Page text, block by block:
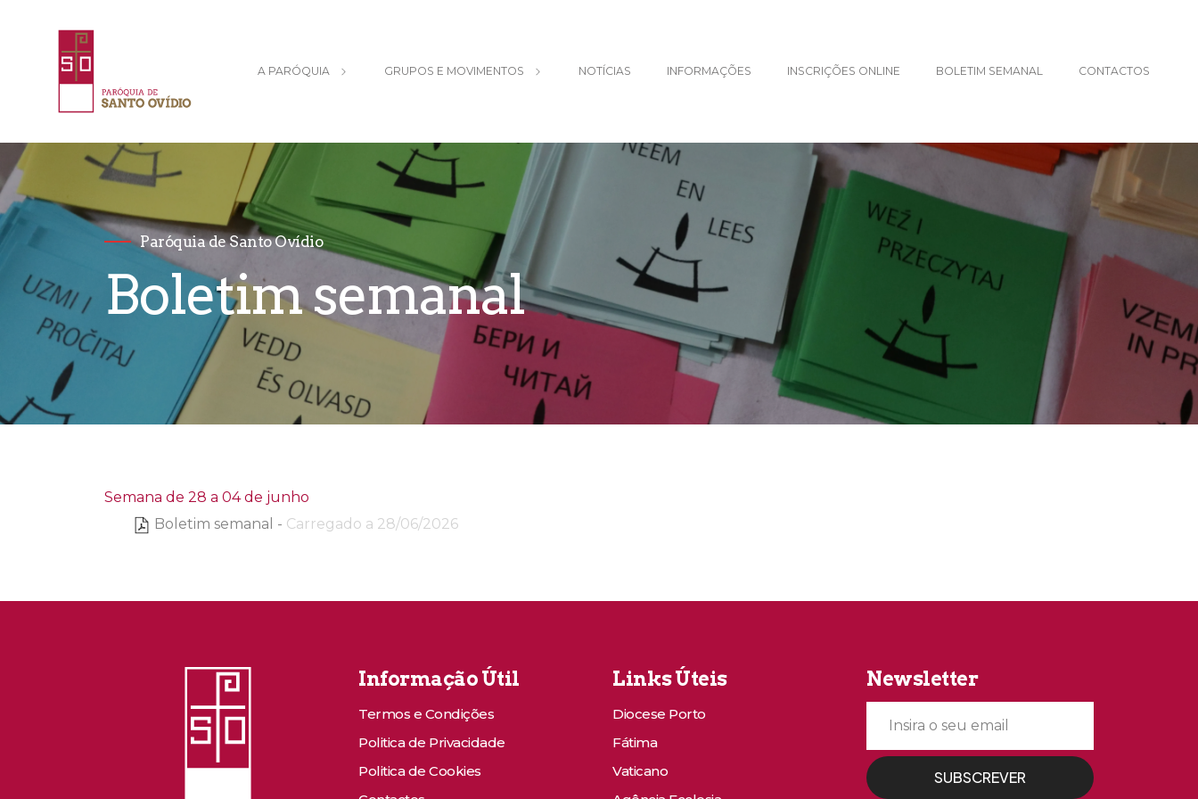
A PARÓQUIA GRUPOS E MOVIMENTOS NOTÍCIAS INFORMAÇÕES INSCRIÇÕES ONLINE BOLETIM SEMANAL CONTACTOS
Paróquia de Santo Ovídio
Boletim semanal
Semana de 28 a 04 de junho
Boletim semanal - Carregado a 28/06/2026
Informação Útil
Termos e Condições
Politica de Privacidade
Politica de Cookies
Links Úteis
Diocese Porto
Fátima
Vaticano
Newsletter
SUBSCREVER